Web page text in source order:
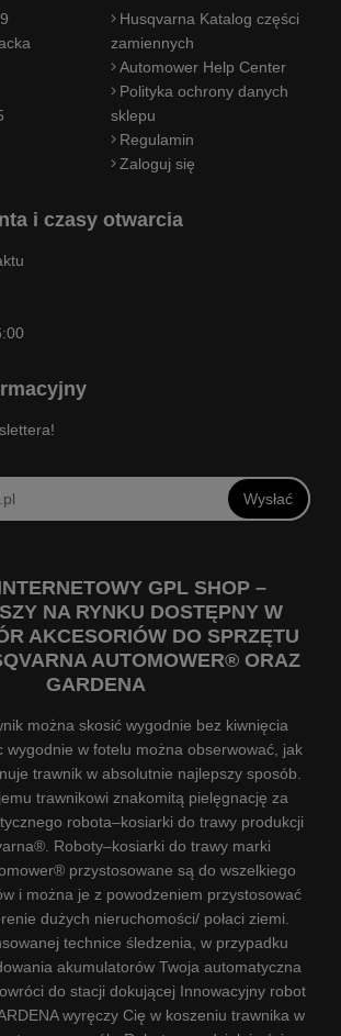
Husqvarna Katalog części
zamiennych
Automower Help Center
Polityka ochrony danych
sklepu
Regulamin
Zaloguj się
i czasy otwarcia
Wysłać
GPL SHOP –
NA RYNKU DOSTĘPNY W
AKCESORIÓW DO SPRZĘTU
AUTOMOWER® ORAZ
GARDENA
można skosić wygodnie bez kiwnięcia
wygodnie w fotelu można obserwować, jak
trawnik w absolutnie najlepszy sposób.
trawnikowi znakomitą pielęgnację za
robota–kosiarki do trawy produkcji
Roboty–kosiarki do trawy marki
przystosowane są do wszelkiego
i można je z powodzeniem przystosować
dużych nieruchomości/ połaci ziemi.
technice śledzenia, w przypadku
akumulatorów Twoja automatyczna
do stacji dokującej Innowacyjny robot
wyręczy Cię w koszeniu trawnika w